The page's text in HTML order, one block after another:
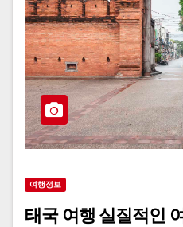
여행정보
태국 여행 실질적인